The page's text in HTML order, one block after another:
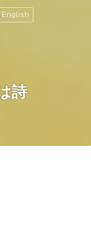
English
詩